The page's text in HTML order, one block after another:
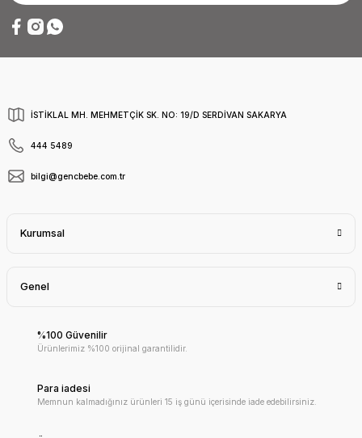
İSTİKLAL MH. MEHMETÇİK SK. NO: 19/D SERDİVAN SAKARYA
444 5489
bilgi@gencbebe.com.tr
Kurumsal
Genel
%100 Güvenilir
Ürünlerimiz %100 orijinal garantilidir.
Para iadesi
Memnun kalmadığınız ürünleri 15 iş günü içerisinde iade edebilirsiniz.